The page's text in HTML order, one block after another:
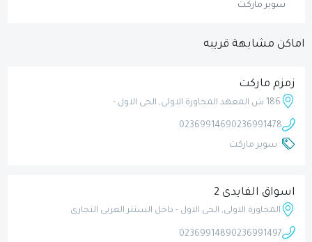
سوبر ماركت
اماكن مشابهة قريبه
زمزم ماركت
186 ش المعهد المجاورة الاولى, الحى الاول -
0236991478
0236991469
سوبر ماركت
اسواق الفايدى 2
المجاورة الاولى, الحى الاول - داخل السنتر العربى التجارى
0236991497
0236991489